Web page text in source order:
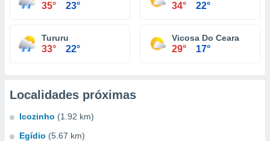
35° 23° 34° 22°
Tururu
33° 22°
Vicosa Do Ceara
29° 17°
Localidades próximas
Icozinho (1.92 km)
Egídio (5.67 km)